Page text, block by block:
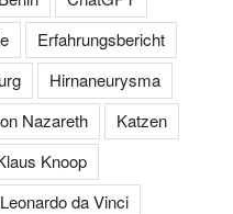
Erfahrungsbericht
Hirnaneurysma
Nazareth
Katzen
Knoop
Leonardo da Vinci